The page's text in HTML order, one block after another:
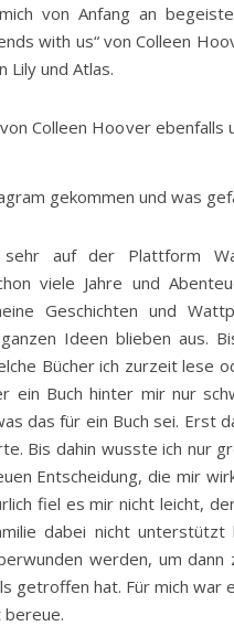
von Anfang an
with us“ von Colleen
Lily und Atlas.
Colleen Hoover
gekommen und was
auf der Plattform
viele Jahre und
Geschichten und
Ideen blieben aus.
Bücher ich zurzeit lese
ein Buch hinter mir nur
das für ein Buch sei. Erst
Bis dahin wusste ich nur
Entscheidung, die mir
fiel es mir nicht leicht,
dabei nicht
werden, um
hat. Für mich war
bereue.